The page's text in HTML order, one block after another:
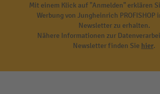
Mit einem Klick auf "Anmelden" erklären
Werbung von Jungheinrich PROFISHOP
Newsletter zu erhalten.
Nähere Informationen zur
Newsletter finden Sie hier.